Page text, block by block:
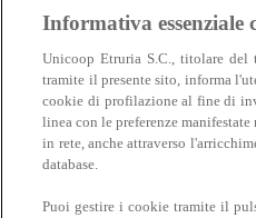
Carne
Informativa essenziale
Unicoop Etruria S.C., titolare del
tramite il presente sito, informa
cookie di profilazione al fine di
linea con le preferenze
in rete, anche attraverso
database.
Puoi gestire i cookie tramite il